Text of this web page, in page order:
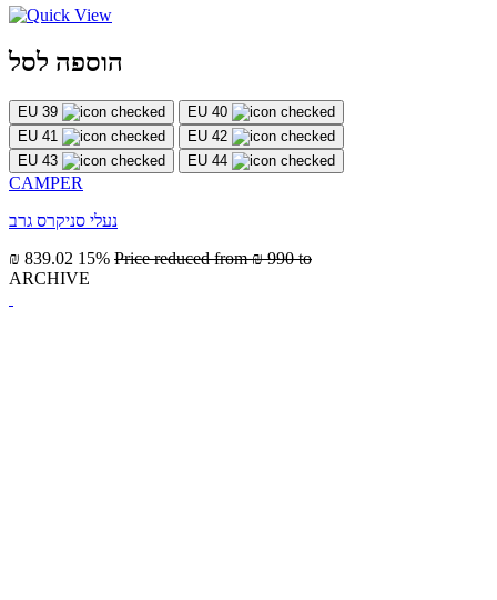
הוספה לסל
EU 39
EU 40
EU 41
EU 42
EU 43
EU 44
CAMPER
נעלי סניקרס גרב
₪ 839.02 15% Price reduced from₪ 990 to
ARCHIVE